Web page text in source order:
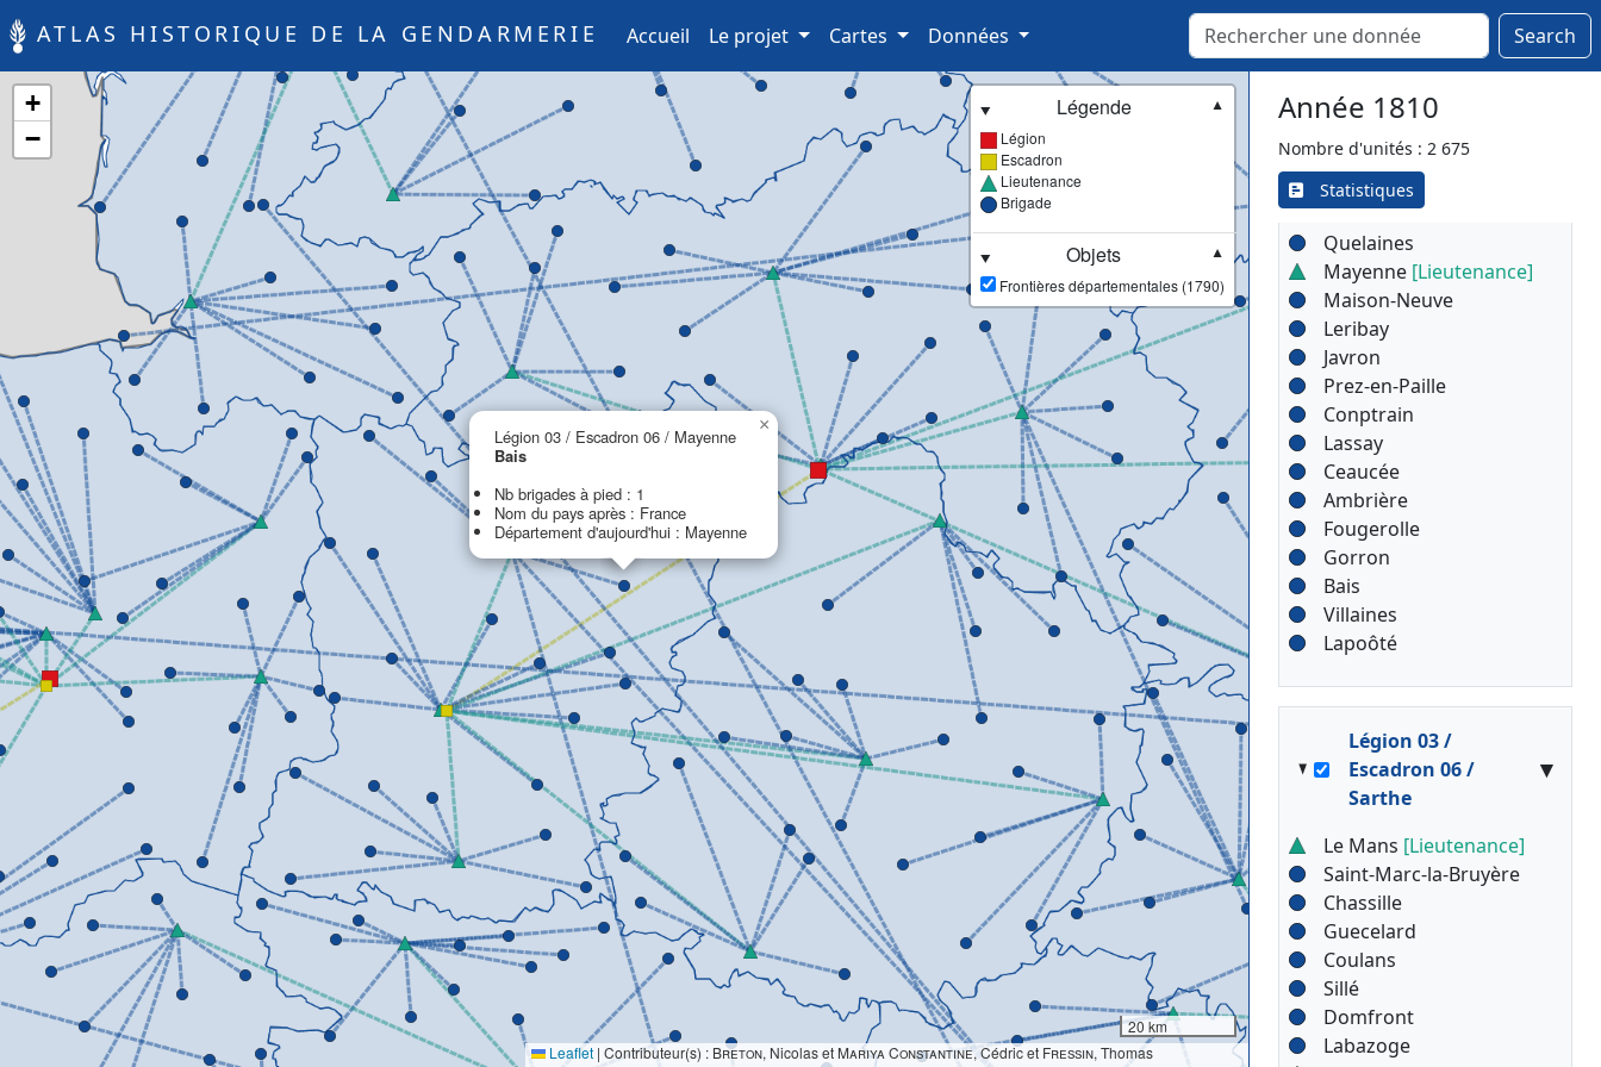
ATLAS HISTORIQUE DE LA GENDARMERIE Accueil (current)
Le projet Cartes Données Search
Légion 03 / Escadron 06 / Mayenne
Bais
Nb brigades à pied : 1
Nom du pays après : France
Département d'aujourd'hui : Mayenne
×
+
−
Légende
▼
Légion
Escadron
Lieutenance
Brigade
Objets
▼
Frontières départementales (1790)
20 km
Leaflet | Contributeur(s) : Breton, Nicolas et Mariya Constantine, Cédric et Fressin, Thomas
Année 1810
Nombre d'unités : 2 675
Statistiques
Château-Gonthier
[Lieutenance]
Saint-Denis-d'Anjou
Grez-en-Bouëre
Congrier
Cuillé
Cossé-le-Vivien
Quelaines
Mayenne [Lieutenance]
Maison-Neuve
Leribay
Javron
Prez-en-Paille
Conptrain
Lassay
Ceaucée
Ambrière
Fougerolle
Gorron
Bais
Villaines
Lapoôté
Légion 03 /
Escadron 06 /
Sarthe
▾
Le Mans [Lieutenance]
Saint-Marc-la-Bruyère
Chassille
Guecelard
Coulans
Sillé
Domfront
Labazoge